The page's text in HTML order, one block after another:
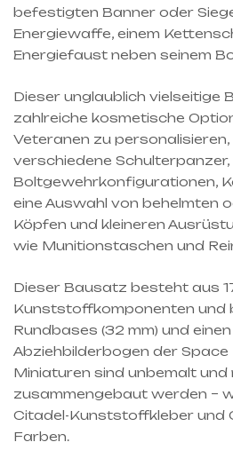
befestigten Banner oder
Energiewaffe, einem
Energiefaust neben seinem
Dieser unglaublich vielseitige
zahlreiche kosmetische
Veteranen zu
verschiedene
Boltgewehrkonfigurationen,
eine Auswahl von behelmten
Köpfen und kleineren
wie Munitionstaschen und
Dieser Bausatz besteht aus
Kunststoffkomponenten und
Rundbases (32 mm) und
Abziehbilderbogen der Space
Miniaturen sind unbemalt und
zusammengebaut werden –
Citadel-Kunststoffkleber und
Farben.